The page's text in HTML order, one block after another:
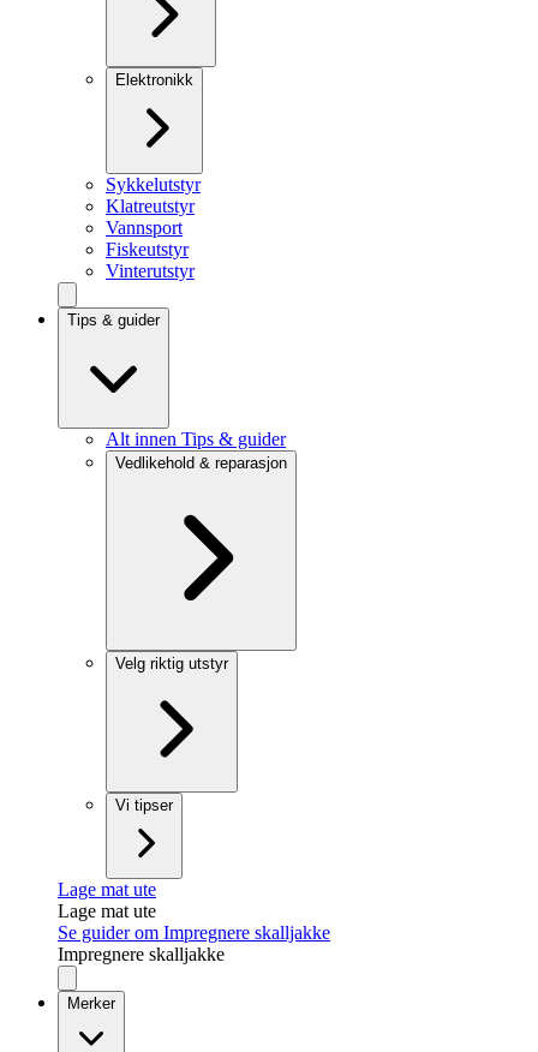
Elektronikk
Sykkelutstyr
Klatreutstyr
Vannsport
Fiskeutstyr
Vinterutstyr
Tips & guider
Alt innen Tips & guider
Vedlikehold & reparasjon
Velg riktig utstyr
Vi tipser
Lage mat ute
Lage mat ute
Se guider om Impregnere skalljakke
Impregnere skalljakke
Merker